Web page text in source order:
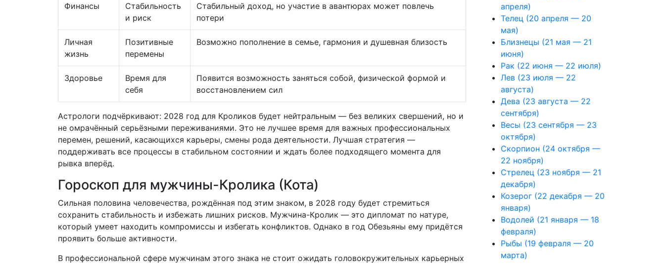
Финансы
Стабильность
и риск
Стабильный доход, но участие в авантюрах может повлечь
потери
Личная
жизнь
Позитивные
перемены
Возможно пополнение в семье, гармония и душевная близость
Здоровье
Время для
себя
Появится возможность заняться собой, физической формой и
восстановлением сил
Астрологи подчёркивают: 2028 год для Кроликов будет нейтральным — без великих свершений, но и
не омрачённый серьёзными переживаниями. Это не лучшее время для важных профессиональных
перемен, решений, касающихся карьеры, смены рода деятельности. Лучшая стратегия —
поддерживать все процессы в стабильном состоянии и ждать более подходящего момента для
рывка вперёд.
Гороскоп для мужчины-Кролика (Кота)
Сильная половина человечества, рождённая под этим знаком, в 2028 году будет стремиться
сохранить стабильность и избежать лишних рисков. Мужчина-Кролик — это дипломат по натуре,
который умеет находить компромиссы и избегать конфликтов. Однако в год Обезьяны ему придётся
проявить больше активности.
В профессиональной сфере мужчинам этого знака не стоит ожидать головокружительных карьерных
апреля)
Телец (20 апреля — 20
мая)
Близнецы (21 мая — 21
июня)
Рак (22 июня — 22 июля)
Лев (23 июля — 22
августа)
Дева (23 августа — 22
сентября)
Весы (23 сентября — 23
октября)
Скорпион (24 октября —
22 ноября)
Стрелец (23 ноября — 21
декабря)
Козерог (22 декабря — 20
января)
Водолей (21 января — 18
февраля)
Рыбы (19 февраля — 20
марта)